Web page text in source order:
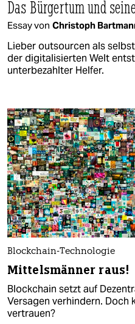
Das Bürgertum und
Essay von Christoph
Lieber outsourcen als
der digitalisierten Welt
unterbezahlter Helfer.
Blockchain-Technologie
Mittelsmänner raus!
Blockchain setzt auf
Versagen verhindern. Doch
vertrauen?